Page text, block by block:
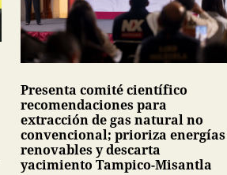
Presenta comité científico
recomendaciones para
extracción de gas natural no
convencional; prioriza energías
renovables y descarta
yacimiento Tampico-Misantla